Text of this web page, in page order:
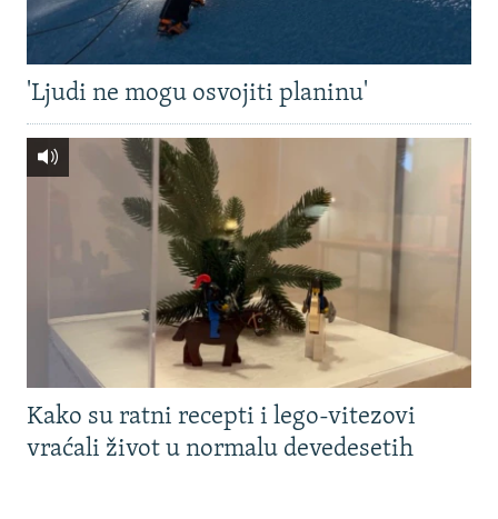
'Ljudi ne mogu osvojiti planinu'
Kako su ratni recepti i lego-vitezovi
vraćali život u normalu devedesetih